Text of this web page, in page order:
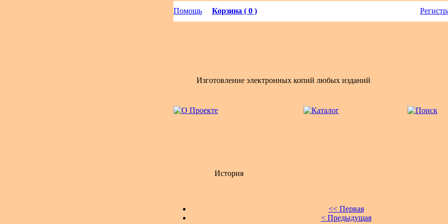
Помощь Корзина ( 0 )
Изготовление электронных копий любых изданий
История
<< Первая
< Предыдущая